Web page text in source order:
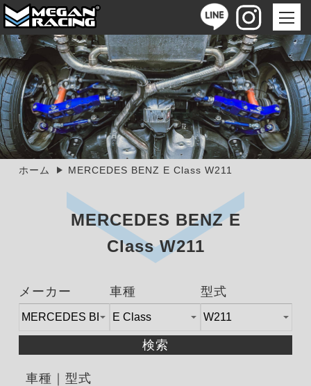
ホーム MERCEDES BENZ E Class W211
MERCEDES BENZ E
Class W211
メーカー 車種 型式
検索
車種｜型式